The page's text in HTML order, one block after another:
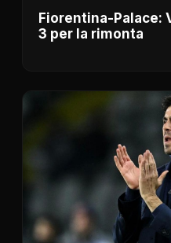
Fiorentina-Palace:
3 per la rimonta